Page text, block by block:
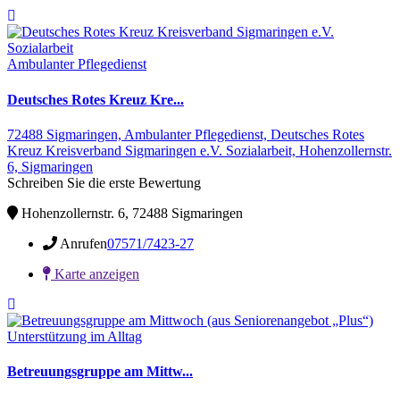
Ambulanter Pflegedienst
Deutsches Rotes Kreuz Kre...
72488 Sigmaringen, Ambulanter Pflegedienst, Deutsches Rotes
Kreuz Kreisverband Sigmaringen e.V. Sozialarbeit, Hohenzollernstr.
6, Sigmaringen
Schreiben Sie die erste Bewertung
Hohenzollernstr. 6, 72488 Sigmaringen
Anrufen07571/7423-27
Karte anzeigen
Unterstützung im Alltag
Betreuungsgruppe am Mittw...